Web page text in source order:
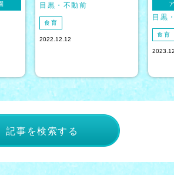
目黒 不動前
食育
2022.12.12
目黒
食育
記事を検索する